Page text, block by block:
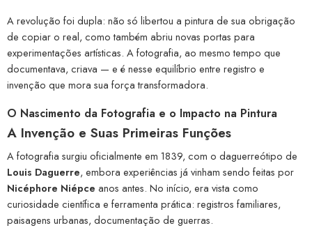
A revolução foi dupla: não só libertou a pintura de sua obrigação
de copiar o real, como também abriu novas portas para
experimentações artísticas. A fotografia, ao mesmo tempo que
documentava, criava — e é nesse equilíbrio entre registro e
invenção que mora sua força transformadora.
O Nascimento da Fotografia e o Impacto na Pintura
A Invenção e Suas Primeiras Funções
A fotografia surgiu oficialmente em 1839, com o daguerreótipo de
Louis Daguerre, embora experiências já vinham sendo feitas por
Nicéphore Niépce anos antes. No início, era vista como
curiosidade científica e ferramenta prática: registros familiares,
paisagens urbanas, documentação de guerras.